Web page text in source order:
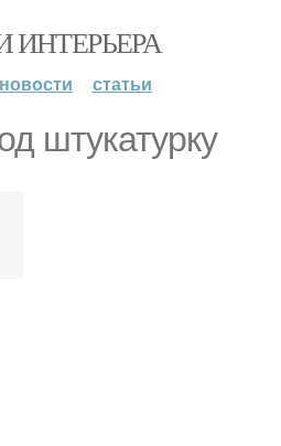
ИНТЕРЬЕРА
новости статьи
штукатурку